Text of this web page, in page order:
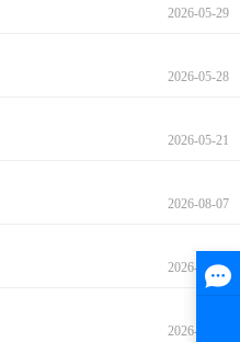
2026-05-29
2026-05-28
2026-05-21
2026-08-07
2026-08-07
2026-08-07